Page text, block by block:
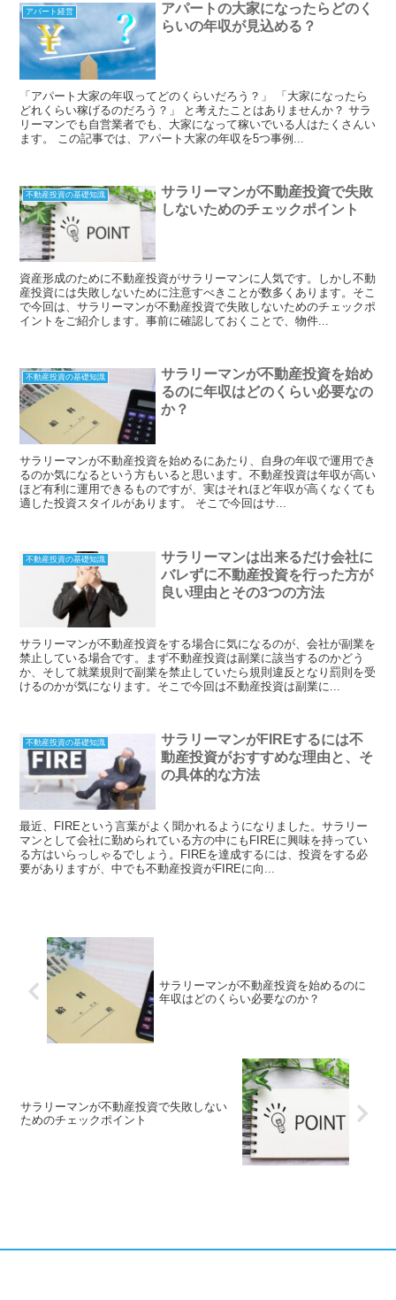
アパート経営
アパートの大家になったらどのく
らいの年収が見込める？
「アパート大家の年収ってどのくらいだろう？」 「大家になったら
どれくらい稼げるのだろう？」 と考えたことはありませんか？ サラ
リーマンでも自営業者でも、大家になって稼いでいる人はたくさんい
ます。 この記事では、アパート大家の年収を5つ事例...
不動産投資の基礎知識
サラリーマンが不動産投資で失敗
しないためのチェックポイント
資産形成のために不動産投資がサラリーマンに人気です。しかし不動
産投資には失敗しないために注意すべきことが数多くあります。そこ
で今回は、サラリーマンが不動産投資で失敗しないためのチェックポ
イントをご紹介します。事前に確認しておくことで、物件...
不動産投資の基礎知識
サラリーマンが不動産投資を始め
るのに年収はどのくらい必要なの
か？
サラリーマンが不動産投資を始めるにあたり、自身の年収で運用でき
るのか気になるという方もいると思います。不動産投資は年収が高い
ほど有利に運用できるものですが、実はそれほど年収が高くなくても
適した投資スタイルがあります。 そこで今回はサ...
不動産投資の基礎知識
サラリーマンは出来るだけ会社に
バレずに不動産投資を行った方が
良い理由とその3つの方法
サラリーマンが不動産投資をする場合に気になるのが、会社が副業を
禁止している場合です。まず不動産投資は副業に該当するのかどう
か、そして就業規則で副業を禁止していたら規則違反となり罰則を受
けるのかが気になります。そこで今回は不動産投資は副業に...
不動産投資の基礎知識
サラリーマンがFIREするには不
動産投資がおすすめな理由と、そ
の具体的な方法
最近、FIREという言葉がよく聞かれるようになりました。サラリー
マンとして会社に勤められている方の中にもFIREに興味を持ってい
る方はいらっしゃるでしょう。FIREを達成するには、投資をする必
要がありますが、中でも不動産投資がFIREに向...
サラリーマンが不動産投資を始めるのに
年収はどのくらい必要なのか？
サラリーマンが不動産投資で失敗しない
ためのチェックポイント